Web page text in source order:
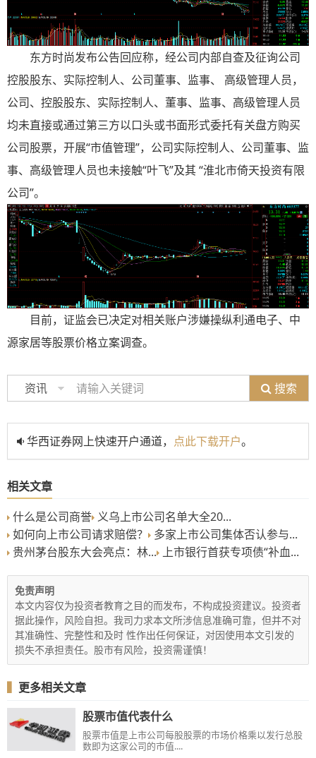
东方时尚发布公告回应称，经公司内部自查及征询公司
控股股东、实际控制人、公司董事、监事、 高级管理人员，
公司、控股股东、实际控制人、董事、监事、高级管理人员
均未直接或通过第三方以口头或书面形式委托有关盘方购买
公司股票，开展“市值管理”，公司实际控制人、公司董事、监
事、高级管理人员也未接触“叶飞”及其 “淮北市倚天投资有限
公司”。
目前， 证监会已决定对相关账户涉嫌操纵利通电子、中
源家居等股票价格立案调查。
资讯 搜索
华西证券网上快速开户通道， 点此下载开户。
相关文章
什么是公司商誉 义乌上市公司名单大全20...
如何向上市公司请求赔偿？
多家上市公司集体否认参与...
贵州茅台股东大会亮点：林... 上市银行首获专项债“补血...
免责声明
本文内容仅为投资者教育之目的而发布，不构成投资建议。投资者
据此操作，风险自担。我司力求本文所涉信息准确可靠，但并不对
其准确性、完整性和及时 性作出任何保证，对因使用本文引发的
损失不承担责任。股市有风险，投资需谨慎！
更多相关文章
股票市值代表什么
股票市值是上市公司每股股票的市场价格乘以发行总股
数即为这家公司的市值....